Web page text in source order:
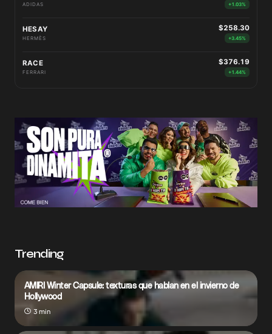
ADIDAS +1.03%
HESAY
HERMÈS
$258.30
+3.45%
RACE
FERRARI
$376.19
+1.44%
Trending
AMIRI Winter Capsule: texturas que hablan en el invierno de
Hollywood
3 min